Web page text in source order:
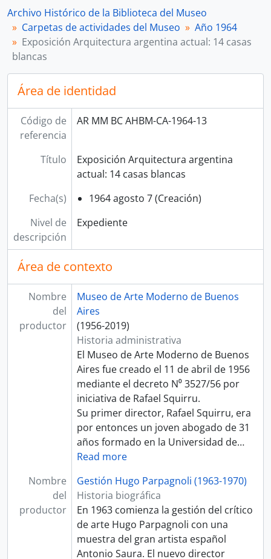
[Expediente] Exposición Borla-Gigena-Godoy-Sedlacek
[Expediente] Exposición Nojechowiz
[Expediente] Exposición Uría
[Expediente] Exposición Hans Hofmann
[Subserie] Año 1965
[Subserie] Año 1966
[Subserie] Año 1967
[Subserie] Año 1968
[Serie] Sobres de artistas argentinos
[Serie] Sobres de artistas extranjeros
[Serie] Carpetas temáticas
[Serie] Grupos
Archivo Histórico de la Biblioteca del Museo
Carpetas de actividades del Museo
Año 1964
Exposición Arquitectura argentina actual: 14 casas
blancas
Área de identidad
Código de
referencia
AR MM BC AHBM-CA-1964-13
Título
Exposición Arquitectura argentina
actual: 14 casas blancas
Fecha(s)
1964 agosto 7 (Creación)
Nivel de
descripción
Expediente
Área de contexto
Nombre
del
productor
Museo de Arte Moderno de Buenos
Aires
(1956-2019)
Historia administrativa
El Museo de Arte Moderno de Buenos
Aires fue creado el 11 de abril de 1956
mediante el decreto N⁰ 3527/56 por
iniciativa de Rafael Squirru.
Su primer director, Rafael Squirru, era
por entonces un joven abogado de 31
años formado en la Universidad de…
Read more
Nombre
del
productor
Gestión Hugo Parpagnoli (1963-1970)
Historia biográfica
En 1963 comienza la gestión del crítico
de arte Hugo Parpagnoli con una
muestra del gran artista español
Antonio Saura. El nuevo director